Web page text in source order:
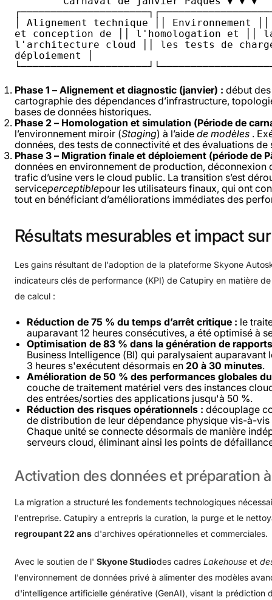
│ Alignement technique ││ Environnement
et conception de ││ l'homologation et
l'architecture cloud ││ les tests de
déploiement │
Phase 1 – Alignement et diagnostic (janvier) : début
cartographie des dépendances d’infrastructure,
bases de données historiques.
Phase 2 – Homologation et simulation (Période de
l’environnement miroir (Staging) à l’aide de modèles .
données, des tests de connectivité et des évaluations
Phase 3 – Migration finale et déploiement (période de
données en environnement de production,
trafic d’usine vers le cloud public. La transition s’est
serviceperceptiblepour les utilisateurs finaux, qui ont
tout en bénéficiant d’améliorations immédiates des
Résultats mesurables et impact sur
Les gains résultant de l'adoption de la plateforme Skyone
indicateurs clés de performance (KPI) de Catupiry en matière
de calcul :
Réduction de 75 % du temps d’arrêt critique : le
auparavant 12 heures consécutives, a été optimisé à
Optimisation de 83 % dans la génération de
Business Intelligence (BI) qui paralysaient
3 heures s'exécutent désormais en 20 à 30 minutes.
Amélioration de 50 % des performances globales
couche de traitement matériel vers des instances
des entrées/sorties des applications jusqu'à 50 %.
Réduction des risques opérationnels : découplage
de distribution de leur dépendance physique vis-à-vis
Chaque unité se connecte désormais de manière
serveurs cloud, éliminant ainsi les points de
Activation des données et préparation à
La migration a structuré les fondements technologiques
l'entreprise. Catupiry a entrepris la curation, la purge et le
regroupant 22 ans d'archives opérationnelles et commerciales.
Avec le soutien de l' Skyone Studiodes cadres Lakehouse et
l'environnement de données privé à alimenter des modèles
d'intelligence artificielle générative (GenAI), visant la prédiction